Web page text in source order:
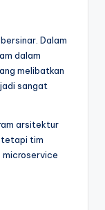
Dalam
dalam
melibatkan
sangat
arsitektur
tetapi tim
microservice